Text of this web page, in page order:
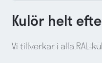
Kulör helt
Vi tillverkar i alla RAL-